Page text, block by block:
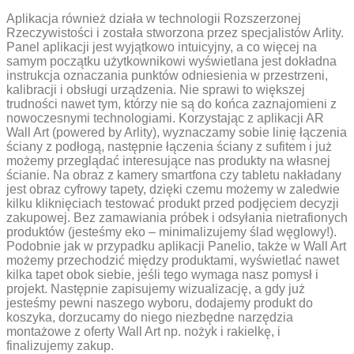
Aplikacja również działa w technologii Rozszerzonej
Rzeczywistości i została stworzona przez specjalistów Arlity.
Panel aplikacji jest wyjątkowo intuicyjny, a co więcej na
samym początku użytkownikowi wyświetlana jest dokładna
instrukcja oznaczania punktów odniesienia w przestrzeni,
kalibracji i obsługi urządzenia. Nie sprawi to większej
trudności nawet tym, którzy nie są do końca zaznajomieni z
nowoczesnymi technologiami. Korzystając z aplikacji AR
Wall Art (powered by Arlity), wyznaczamy sobie linię łączenia
ściany z podłogą, następnie łączenia ściany z sufitem i już
możemy przeglądać interesujące nas produkty na własnej
ścianie. Na obraz z kamery smartfona czy tabletu nakładany
jest obraz cyfrowy tapety, dzięki czemu możemy w zaledwie
kilku kliknięciach testować produkt przed podjęciem decyzji
zakupowej. Bez zamawiania próbek i odsyłania nietrafionych
produktów (jesteśmy eko – minimalizujemy ślad węglowy!).
Podobnie jak w przypadku aplikacji Panelio, także w Wall Art
możemy przechodzić między produktami, wyświetlać nawet
kilka tapet obok siebie, jeśli tego wymaga nasz pomysł i
projekt. Następnie zapisujemy wizualizację, a gdy już
jesteśmy pewni naszego wyboru, dodajemy produkt do
koszyka, dorzucamy do niego niezbędne narzędzia
montażowe z oferty Wall Art np. nożyk i rakielkę, i
finalizujemy zakup.